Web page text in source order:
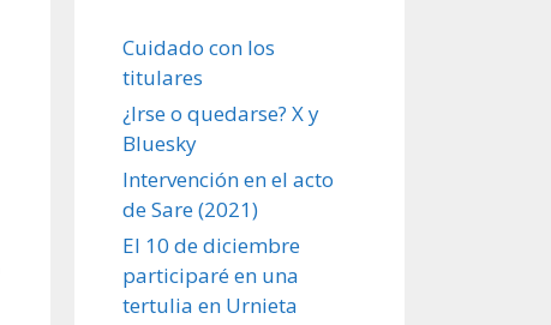
Cuidado con los
titulares
¿Irse o quedarse? X y
Bluesky
Intervención en el acto
de Sare (2021)
El 10 de diciembre
participaré en una
tertulia en Urnieta